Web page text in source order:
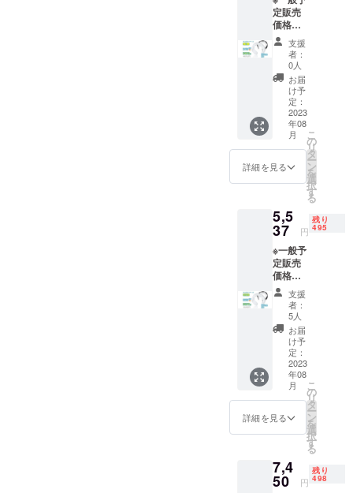
定販売
価格：
￥4,071
円 ※税
込・送
料無料
（日本
国内限
定） ※1
セット
内容
ネック
クー
ラー本
体×1
支援
者：
0人
お届
け予
定：
2023
年08
月
詳細を見る
こ
の
リ
タ
ー
ン
を
選
択
す
る
5,5
37 円
残り
495
※一般予
定販売
価格：
￥8,143
円 ※税
込・送
料無料
（日本
国内限
定） ※1
セット
内容
ネック
クー
ラー本
体×2
支援
者：
5人
お届
け予
定：
2023
年08
月
詳細を見る
こ
の
リ
タ
ー
ン
を
選
択
す
る
7,4
50 円
残り
498